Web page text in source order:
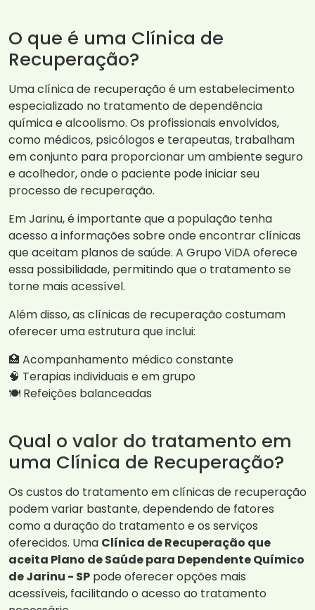
O que é uma Clínica de
Recuperação?
Uma clínica de recuperação é um estabelecimento
especializado no tratamento de dependência
química e alcoolismo. Os profissionais envolvidos,
como médicos, psicólogos e terapeutas, trabalham
em conjunto para proporcionar um ambiente seguro
e acolhedor, onde o paciente pode iniciar seu
processo de recuperação.
Em Jarinu, é importante que a população tenha
acesso a informações sobre onde encontrar clínicas
que aceitam planos de saúde. A Grupo ViDA oferece
essa possibilidade, permitindo que o tratamento se
torne mais acessível.
Além disso, as clínicas de recuperação costumam
oferecer uma estrutura que inclui:
🏥 Acompanhamento médico constante
🧠 Terapias individuais e em grupo
🍽️ Refeições balanceadas
Qual o valor do tratamento em
uma Clínica de Recuperação?
Os custos do tratamento em clínicas de recuperação
podem variar bastante, dependendo de fatores
como a duração do tratamento e os serviços
oferecidos. Uma Clínica de Recuperação que
aceita Plano de Saúde para Dependente Químico
de Jarinu - SP pode oferecer opções mais
acessíveis, facilitando o acesso ao tratamento